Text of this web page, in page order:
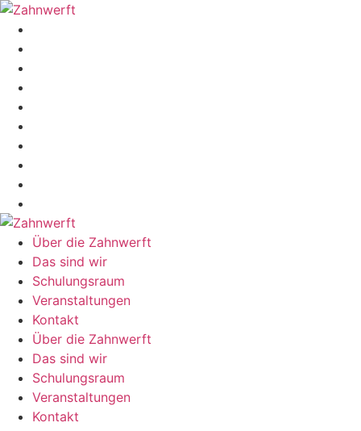
Zum
Inhalt
springen
Über die Zahnwerft
Das sind wir
Schulungsraum
Veranstaltungen
Kontakt
Über die Zahnwerft
Das sind wir
Schulungsraum
Veranstaltungen
Kontakt